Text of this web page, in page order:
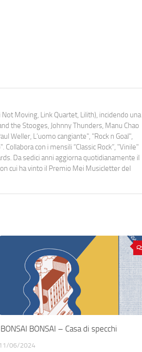
Moving, Link Quartet, Lilith), incidendo una
the Stooges, Johnny Thunders, Manu Chao
Weller, L’uomo cangiante", "Rock n Goal",
con i mensili “Classic Rock”, "Vinile"
Da sedici anni aggiorna quotidianamente il
cui ha vinto il Premio Mei Musicletter del
BONSAI BONSAI – Casa di specchi
11/06/2024